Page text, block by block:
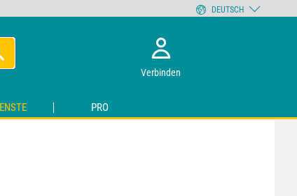
Verbinden
PRO
DEUTSCH